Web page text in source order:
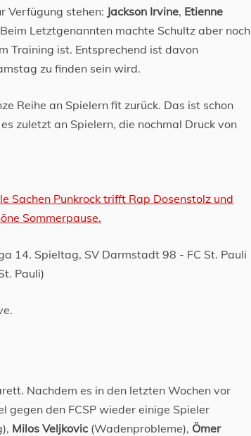
Verfügung stehen: Jackson Irvine, Etienne
Letztgenannten machte Schultz aber noch
Training ist. Entsprechend ist davon
zu finden sein wird.
Reihe an Spielern fit zurück. Das ist schon
zuletzt an Spielern, die nochmal Druck von
Nachdem es in den letzten Wochen vor
gegen den FCSP wieder einige Spieler
Milos Veljkovic (Wadenprobleme), Ömer